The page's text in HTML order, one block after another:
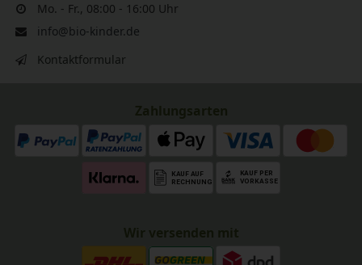
Mo. - Fr., 08:00 - 16:00 Uhr
info@bio-kinder.de
Kontaktformular
Zahlungsarten
Wir versenden mit